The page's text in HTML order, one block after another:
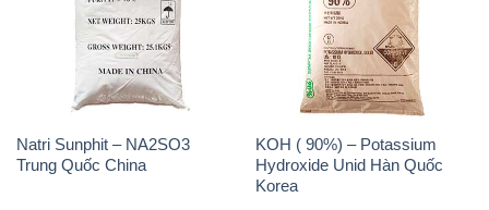
Natri Sunphit – NA2SO3
Trung Quốc China
KOH ( 90%) – Potassium
Hydroxide Unid Hàn Quốc
Korea